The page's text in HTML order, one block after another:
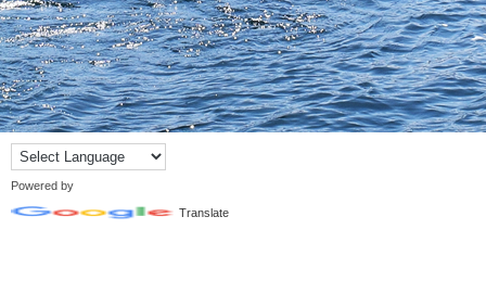
Powered by
Translate